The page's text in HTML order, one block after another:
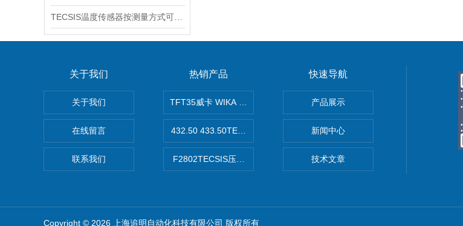
关于我们
关于我们
在线留言
联系我们
热销产品
TFT35威卡 WIKA Tecsis 温度传感器 热电阻温度计
432.50 433.50TECSIS压力表
F2802TECSIS压力传感器
快速导航
产品展示
新闻中心
技术文章
Copyright © 2026 上海追明自动化科技有限公司 版权所有